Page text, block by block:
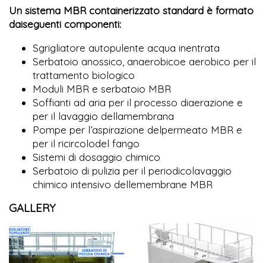
Un sistema MBR containerizzato standard è formato
daiseguenti componenti:
Sgrigliatore autopulente acqua inentrata
Serbatoio anossico, anaerobicoe aerobico per il
trattamento biologico
Moduli MBR e serbatoio MBR
Soffianti ad aria per il processo diaerazione e
per il lavaggio dellamembrana
Pompe per l’aspirazione delpermeato MBR e
per il ricircolodel fango
Sistemi di dosaggio chimico
Serbatoio di pulizia per il periodicolavaggio
chimico intensivo dellemembrane MBR
GALLERY